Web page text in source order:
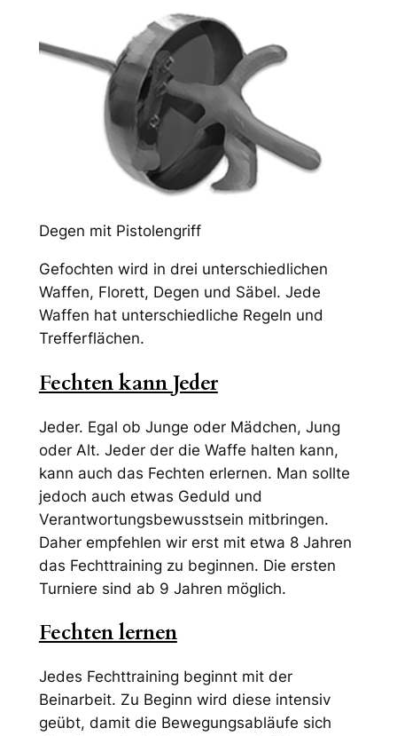
Degen mit Pistolengriff
Gefochten wird in drei unterschiedlichen
Waffen, Florett, Degen und Säbel. Jede
Waffen hat unterschiedliche Regeln und
Trefferflächen.
Fechten kann Jeder
Jeder. Egal ob Junge oder Mädchen, Jung
oder Alt. Jeder der die Waffe halten kann,
kann auch das Fechten erlernen. Man sollte
jedoch auch etwas Geduld und
Verantwortungsbewusstsein mitbringen.
Daher empfehlen wir erst mit etwa 8 Jahren
das Fechttraining zu beginnen. Die ersten
Turniere sind ab 9 Jahren möglich.
Fechten lernen
Jedes Fechttraining beginnt mit der
Beinarbeit. Zu Beginn wird diese intensiv
geübt, damit die Bewegungsabläufe sich